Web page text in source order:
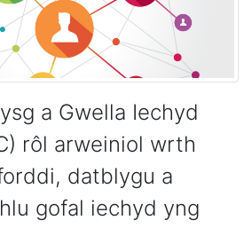
a Gwella Iechyd
rôl arweiniol wrth
datblygu a
gofal iechyd yng